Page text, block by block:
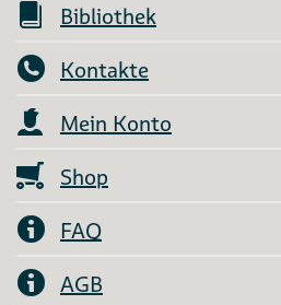
Bibliothek
Kontakte
Mein Konto
Shop
FAQ
AGB